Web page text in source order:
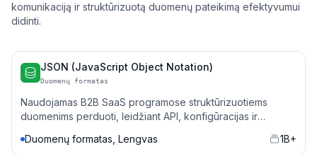
komunikaciją ir struktūrizuotą duomenų pateikimą efektyvumui
didinti.
JSON (JavaScript Object Notation)
Duomenų formatas
Naudojamas B2B SaaS programose struktūrizuotiems
duomenims perduoti, leidžiant API, konfigūracijas ir
Duomenų formatas, Lengvas 1B+